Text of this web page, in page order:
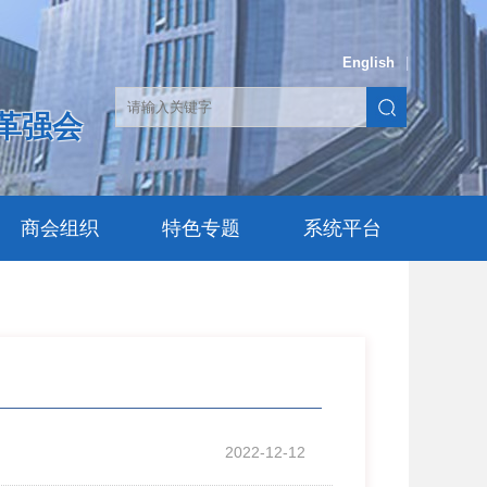
强会
English
商会组织 特色专题 系统平台
2022-12-12